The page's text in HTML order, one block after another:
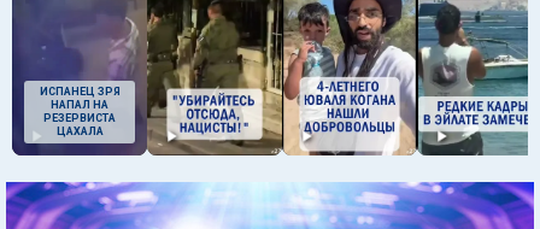
ИСПАНЕЦ ЗРЯ
НАПАЛ НА
РЕЗЕРВИСТА
ЦАХАЛА